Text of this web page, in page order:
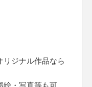
ジナル作品なら
絵・写真等も可